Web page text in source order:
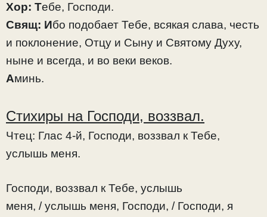
Хор: Тебе, Господи.
Свящ: Ибо подобает Тебе, всякая слава, честь
и поклонение, Отцу и Сыну и Святому Духу,
ныне и всегда, и во веки веков.
Аминь.
Стихиры на Господи, воззвал.
Чтец: Глас 4-й, Господи, воззвал к Тебе,
услышь меня.
Господи, воззвал к Тебе, услышь
меня, / услышь меня, Господи, / Господи, я